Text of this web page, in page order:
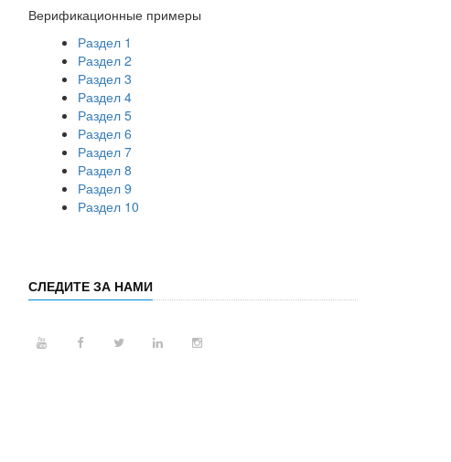
Верификационные примеры
Раздел 1
Раздел 2
Раздел 3
Раздел 4
Раздел 5
Раздел 6
Раздел 7
Раздел 8
Раздел 9
Раздел 10
СЛЕДИТЕ ЗА НАМИ